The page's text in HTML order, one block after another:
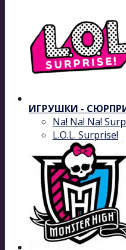
ИГРУШКИ -
Na! Na! Na!
L.O.L. Surprise!